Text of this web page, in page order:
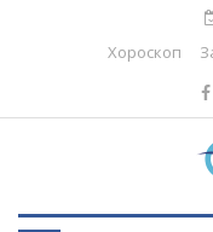
Хороскоп